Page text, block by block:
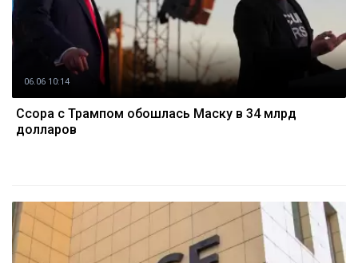
06.06 10:14
Ссора с Трампом обошлась Маску в 34 млрд
долларов